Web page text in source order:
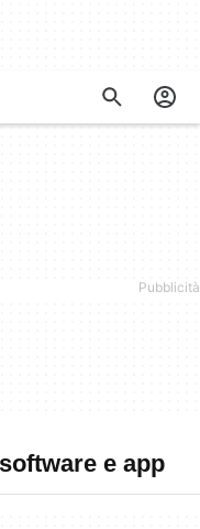
e app